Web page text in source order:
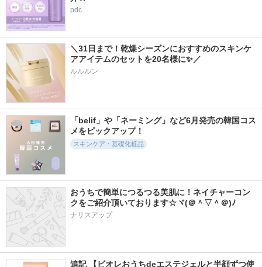
pdc
＼31日まで！乾燥シーズンにおすすめのスキンケ
アアイテムのセットを20名様に✨／
ルルルン
「belif」や「ネーミング」など6月発売の韓国コス
メをピックアップ！
スキンケア・基礎化粧品
おうちで簡単につるつる美肌に！ネイチャーコン
クをご紹介頂いております☆ヾ(＠＾▽＾＠)ﾉ
ナリスアップ
追記 【ビオレおうちdeエステジェルと半顔ずつ使